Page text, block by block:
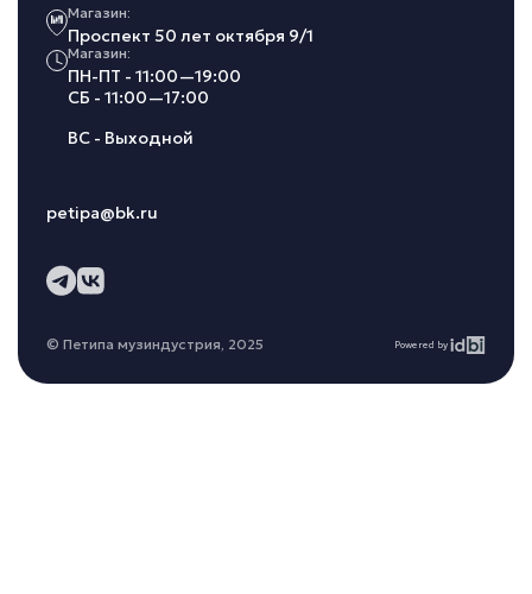
Магазин:
Проспект 50 лет октября 9/1
Магазин:
ПН-ПТ - 11:00—19:00
СБ - 11:00—17:00
ВС - Выходной
petipa@bk.ru
© Петипа музиндустрия, 2025 Powered by